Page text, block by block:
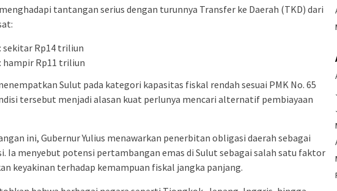
tantangan serius dengan turunnya Transfer ke Daerah (TKD) dari
sekitar Rp14 triliun
hampir Rp11 triliun
Sulut pada kategori kapasitas fiskal rendah sesuai PMK No. 65
tersebut menjadi alasan kuat perlunya mencari alternatif pembiayaan
ini, Gubernur Yulius menawarkan penerbitan obligasi daerah sebagai
Ia menyebut potensi pertambangan emas di Sulut sebagai salah satu faktor
keyakinan terhadap kemampuan fiskal jangka panjang.